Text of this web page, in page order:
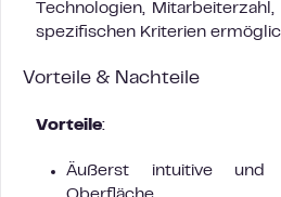
Technologien,
spezifischen Kriterien
Vorteile & Nachteile
Vorteile:
Äußerst intuitive und